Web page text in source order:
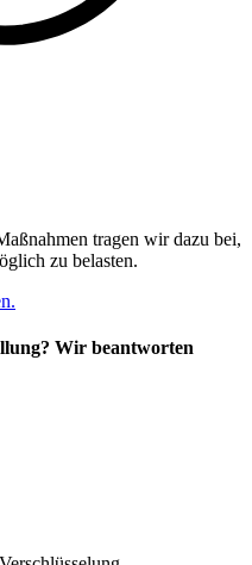
tragen wir dazu bei,
zu belasten.
Wir beantworten